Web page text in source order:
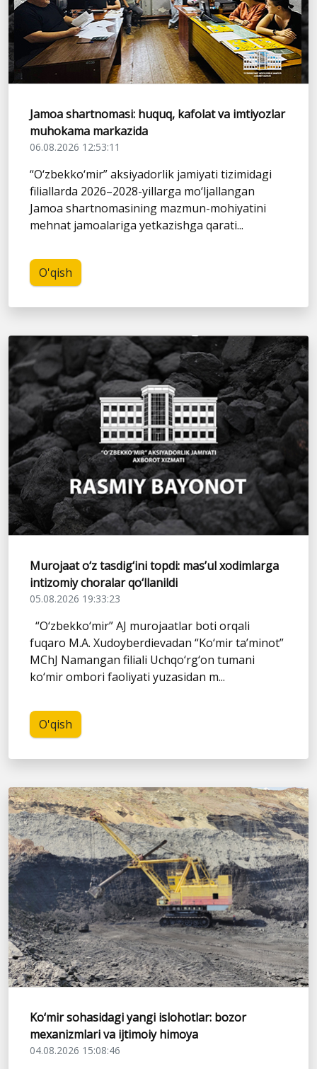
Jamoa shartnomasi: huquq, kafolat va imtiyozlar
muhokama markazida
06.08.2026 12:53:11
“O‘zbekko‘mir” aksiyadorlik jamiyati tizimidagi
filiallarda 2026–2028-yillarga mo‘ljallangan
Jamoa shartnomasining mazmun-mohiyatini
mehnat jamoalariga yetkazishga qarati...
O'qish
Murojaat o‘z tasdig‘ini topdi: mas’ul xodimlarga
intizomiy choralar qo‘llanildi
05.08.2026 19:33:23
“O‘zbekko‘mir” AJ murojaatlar boti orqali
fuqaro M.A. Xudoyberdievadan “Ko‘mir ta’minot”
MChJ Namangan filiali Uchqo‘rg‘on tumani
ko‘mir ombori faoliyati yuzasidan m...
O'qish
Ko‘mir sohasidagi yangi islohotlar: bozor
mexanizmlari va ijtimoiy himoya
04.08.2026 15:08:46